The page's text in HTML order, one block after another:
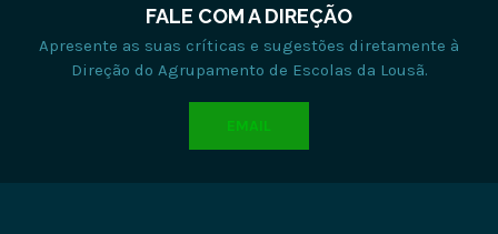
FALE COM A DIREÇÃO
Apresente as suas críticas e sugestões diretamente à
Direção do Agrupamento de Escolas da Lousã.
EMAIL